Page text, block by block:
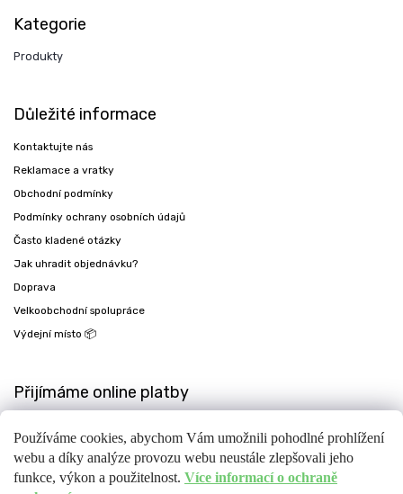
Používáme cookies, abychom Vám umožnili pohodlné prohlížení
webu a díky analýze provozu webu neustále zlepšovali jeho
funkce, výkon a použitelnost. Více informací o ochraně
Kategorie
Produkty
Důležité informace
Kontaktujte nás
Reklamace a vratky
Obchodní podmínky
Podmínky ochrany osobních údajů
Často kladené otázky
Jak uhradit objednávku?
Doprava
Velkoobchodní spolupráce
Výdejní místo 📦
Přijímáme online platby